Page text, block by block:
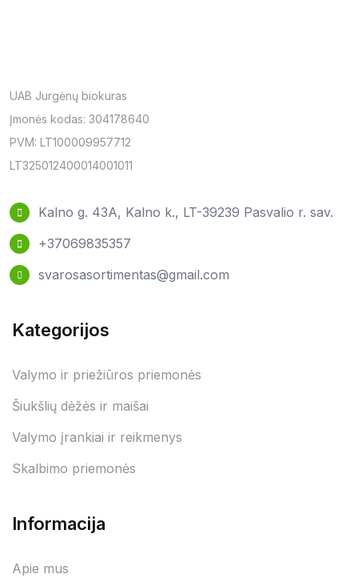
UAB Jurgėnų biokuras
Įmonės kodas: 304178640
PVM: LT100009957712
LT325012400014001011
Kalno g. 43A, Kalno k., LT-39239 Pasvalio r. sav.
+37069835357
svarosasortimentas@gmail.com
Kategorijos
Valymo ir priežiūros priemonės
Šiukšlių dėžės ir maišai
Valymo įrankiai ir reikmenys
Skalbimo priemonės
Informacija
Apie mus